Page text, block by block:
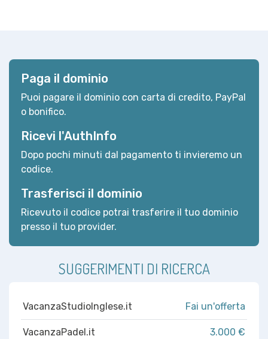
Paga il dominio
Puoi pagare il dominio con carta di credito, PayPal
o bonifico.
Ricevi l'AuthInfo
Dopo pochi minuti dal pagamento ti invieremo un
codice.
Trasferisci il dominio
Ricevuto il codice potrai trasferire il tuo dominio
presso il tuo provider.
SUGGERIMENTI DI RICERCA
VacanzaStudioInglese.it Fai un'offerta
VacanzaPadel.it 3.000 €